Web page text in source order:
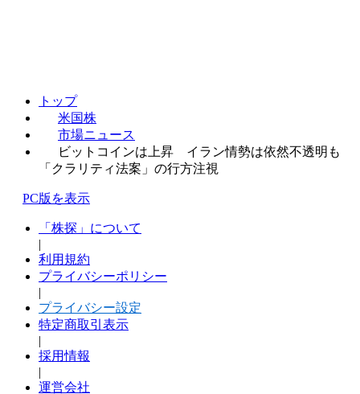
トップ
米国株
市場ニュース
ビットコインは上昇 イラン情勢は依然不透明も
「クラリティ法案」の行方注視
PC版を表示
「株探」について
|
利用規約
プライバシーポリシー
|
プライバシー設定
特定商取引表示
|
採用情報
|
運営会社